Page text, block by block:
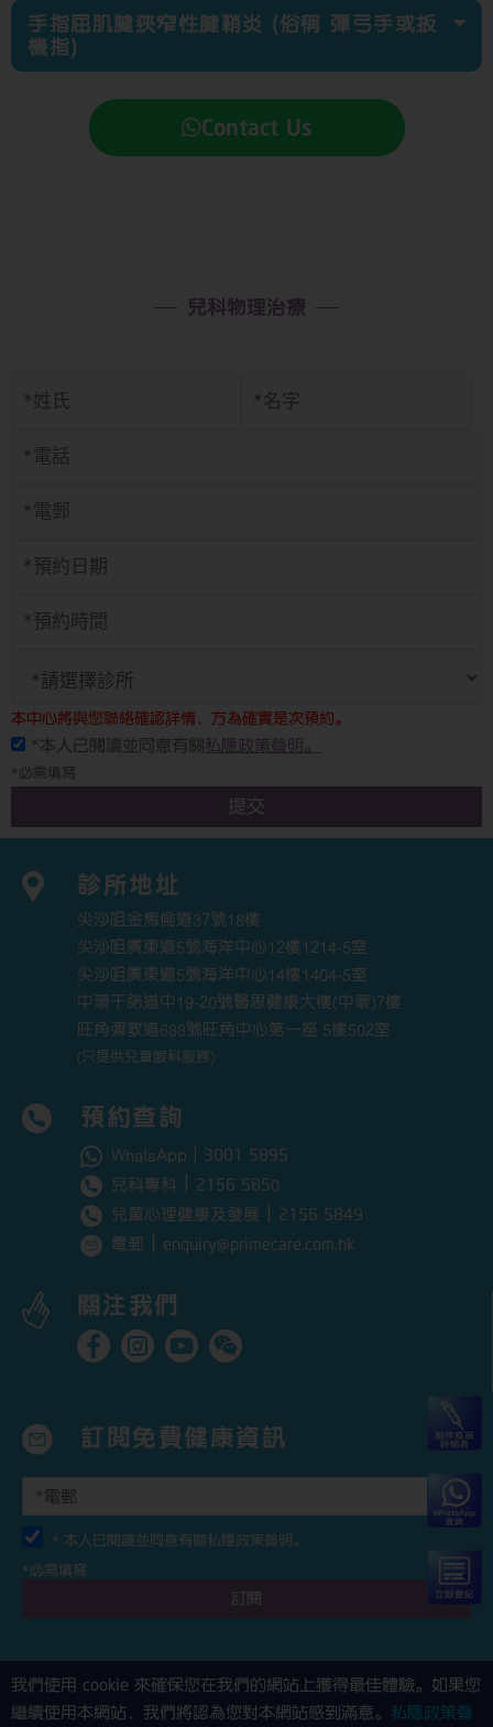
我們使用 cookie 來確保您在我們的網站上獲得最佳體驗。如果您
繼續使用本網站，我們將認為您對本網站感到滿意。 私隱政策聲
手指屈肌腱狹窄性腱鞘炎 (俗稱 彈弓手或扳
機指)
Contact Us
兒科物理治療
本中心將與您聯絡確認詳情，方為確實是次預約。
*本人已閱讀並同意有關 私隱政策聲明。
*必需填寫
提交
診所地址
尖沙咀金馬倫道37號18樓
尖沙咀廣東道5號海洋中心12樓1214-5室
尖沙咀廣東道5號海洋中心14樓1404-5室
中環干諾道中19-20號醫思健康大樓(中環)7樓
旺角彌敦道688號旺角中心第一座 5樓502室
(只提供兒童眼科服務)
預約查詢
WhatsApp｜ 3001 5895
兒科專科 2156 5850
兒童心理健康及發展
2156 5849
電郵 enquiry@primecare.com.hk
關注我們
訂閱免費健康資訊
* 本人已閱讀並同意有關 私隱政策聲明 。
*必需填寫